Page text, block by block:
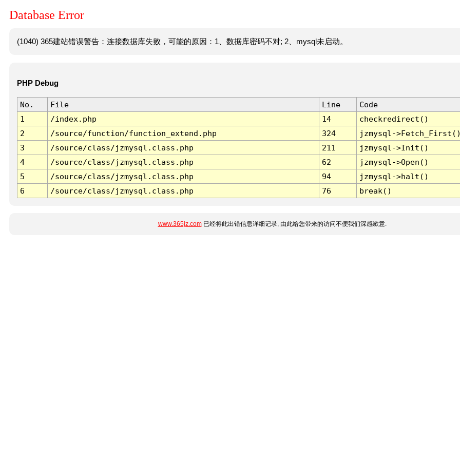
Database Error
(1040) 365建站错误警告：连接数据库失败，可能的原因：1、数据库密码不对; 2、mysql未启动。
PHP Debug
No. File Line
Code
1
/index.php 14
checkredirect()
2
/source/function/function_extend.php 324
jzmysql-
3
/source/class/jzmysql.class.php 211
jzmysql->Init()
4
/source/class/jzmysql.class.php 62
jzmysql->Open()
5
/source/class/jzmysql.class.php 94
jzmysql->halt()
6
/source/class/jzmysql.class.php 76 break()
www.365jz.com已经将此出错信息详细记录, 由此给您带来的访问不便我们深感歉意.